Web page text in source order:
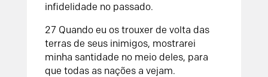
infidelidade no passado.
27 Quando eu os trouxer de volta das
terras de seus inimigos, mostrarei
minha santidade no meio deles, para
que todas as nações a vejam.